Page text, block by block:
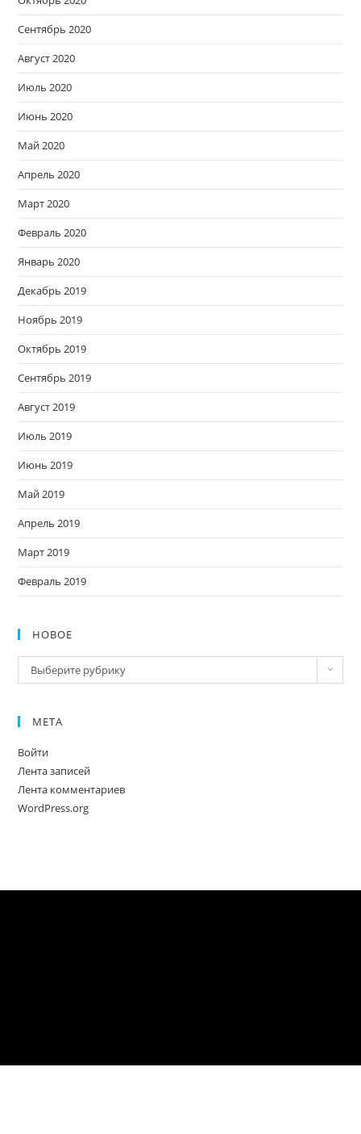
Сентябрь 2020
Август 2020
Июль 2020
Июнь 2020
Май 2020
Апрель 2020
Март 2020
Февраль 2020
Январь 2020
Декабрь 2019
Ноябрь 2019
Октябрь 2019
Сентябрь 2019
Август 2019
Июль 2019
Июнь 2019
Май 2019
Апрель 2019
Март 2019
Февраль 2019
НОВОЕ
Новое
Выберите рубрику
МЕТА
Войти
Лента записей
Лента комментариев
WordPress.org